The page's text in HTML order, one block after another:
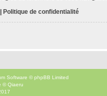
| Politique de confidentialité
Software © phpBB Limited
©Qiaeru